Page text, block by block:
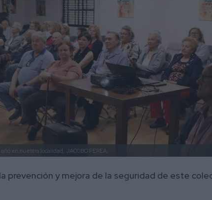
en nuestra localidad. JACOBO PEREA.
prevención y mejora de la seguridad de este